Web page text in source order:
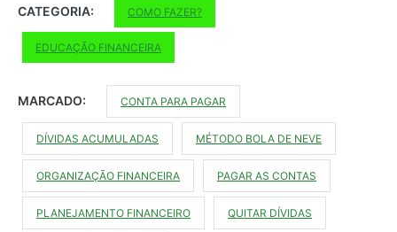
CATEGORIA: COMO FAZER?
EDUCAÇÃO FINANCEIRA
MARCADO: CONTA PARA PAGAR
DÍVIDAS ACUMULADAS MÉTODO BOLA DE NEVE
ORGANIZAÇÃO FINANCEIRA PAGAR AS CONTAS
PLANEJAMENTO FINANCEIRO QUITAR DÍVIDAS